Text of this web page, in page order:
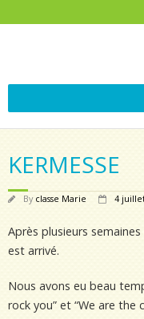
KERMESSE
By classe Marie 4
Après plusieurs
est arrivé.
Nous avons eu beau
rock you” et “We are the